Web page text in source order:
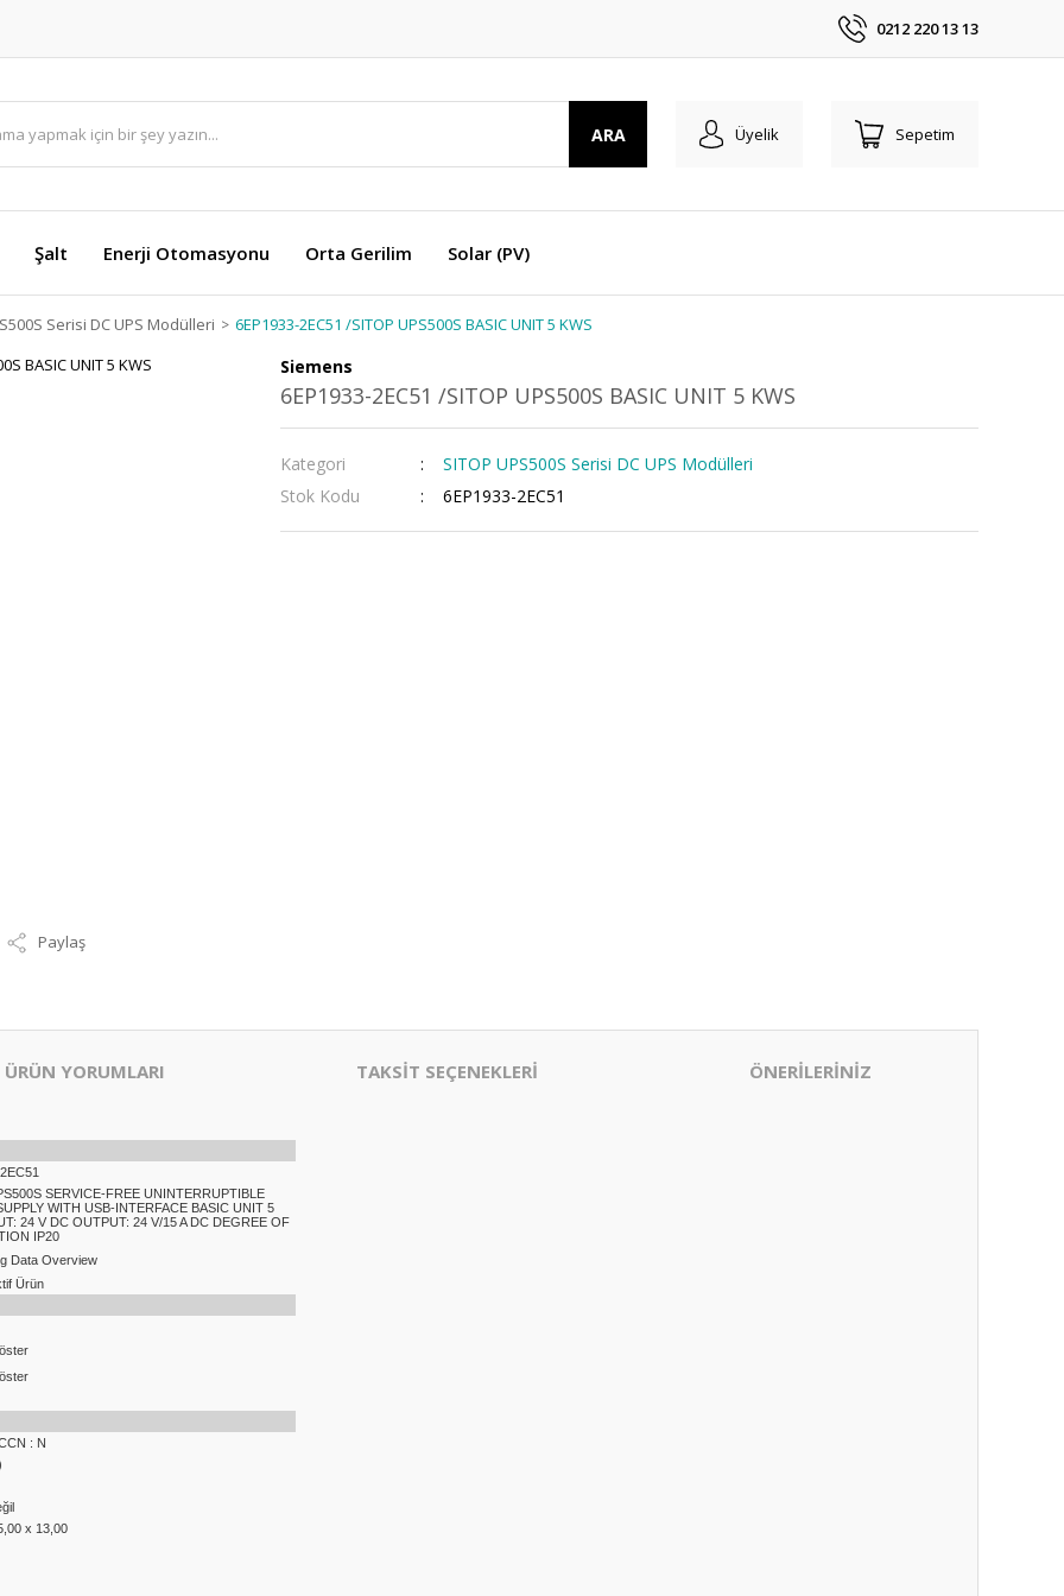
0212 220 13 13
ARA Üyelik Sepetim
Şalt Enerji Otomasyonu Orta Gerilim Solar (PV)
Serisi DC UPS Modülleri 6EP1933-2EC51 /SITOP UPS500S BASIC UNIT 5 KWS
Paylaş
Siemens
6EP1933-2EC51 /SITOP UPS500S BASIC UNIT 5 KWS
Kategori
SITOP UPS500S Serisi DC UPS Modülleri
Stok Kodu
6EP1933-2EC51
ÜRÜN YORUMLARI TAKSİT SEÇENEKLERİ ÖNERİLERİNİZ
SERVICE-FREE UNINTERRUPTIBLE
WITH USB-INTERFACE BASIC UNIT 5
24 V DC OUTPUT: 24 V/15 A DC DEGREE OF
IP20
Data Overview
Ürün
: N
x 13,00